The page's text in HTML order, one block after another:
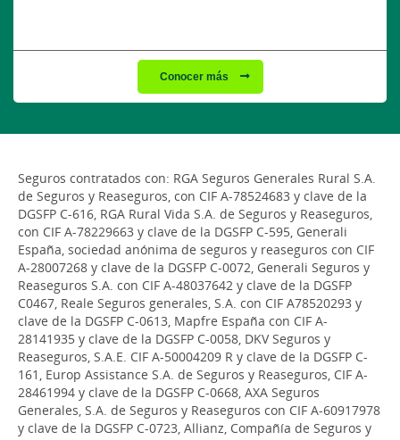
Conocer más
Seguros contratados con: RGA Seguros Generales Rural S.A.
de Seguros y Reaseguros, con CIF A-78524683 y clave de la
DGSFP C-616, RGA Rural Vida S.A. de Seguros y Reaseguros,
con CIF A-78229663 y clave de la DGSFP C-595, Generali
España, sociedad anónima de seguros y reaseguros con CIF
A-28007268 y clave de la DGSFP C-0072, Generali Seguros y
Reaseguros S.A. con CIF A-48037642 y clave de la DGSFP
C0467, Reale Seguros generales, S.A. con CIF A78520293 y
clave de la DGSFP C-0613, Mapfre España con CIF A-
28141935 y clave de la DGSFP C-0058, DKV Seguros y
Reaseguros, S.A.E. CIF A-50004209 R y clave de la DGSFP C-
161, Europ Assistance S.A. de Seguros y Reaseguros, CIF A-
28461994 y clave de la DGSFP C-0668, AXA Seguros
Generales, S.A. de Seguros y Reaseguros con CIF A-60917978
y clave de la DGSFP C-0723, Allianz, Compañía de Seguros y